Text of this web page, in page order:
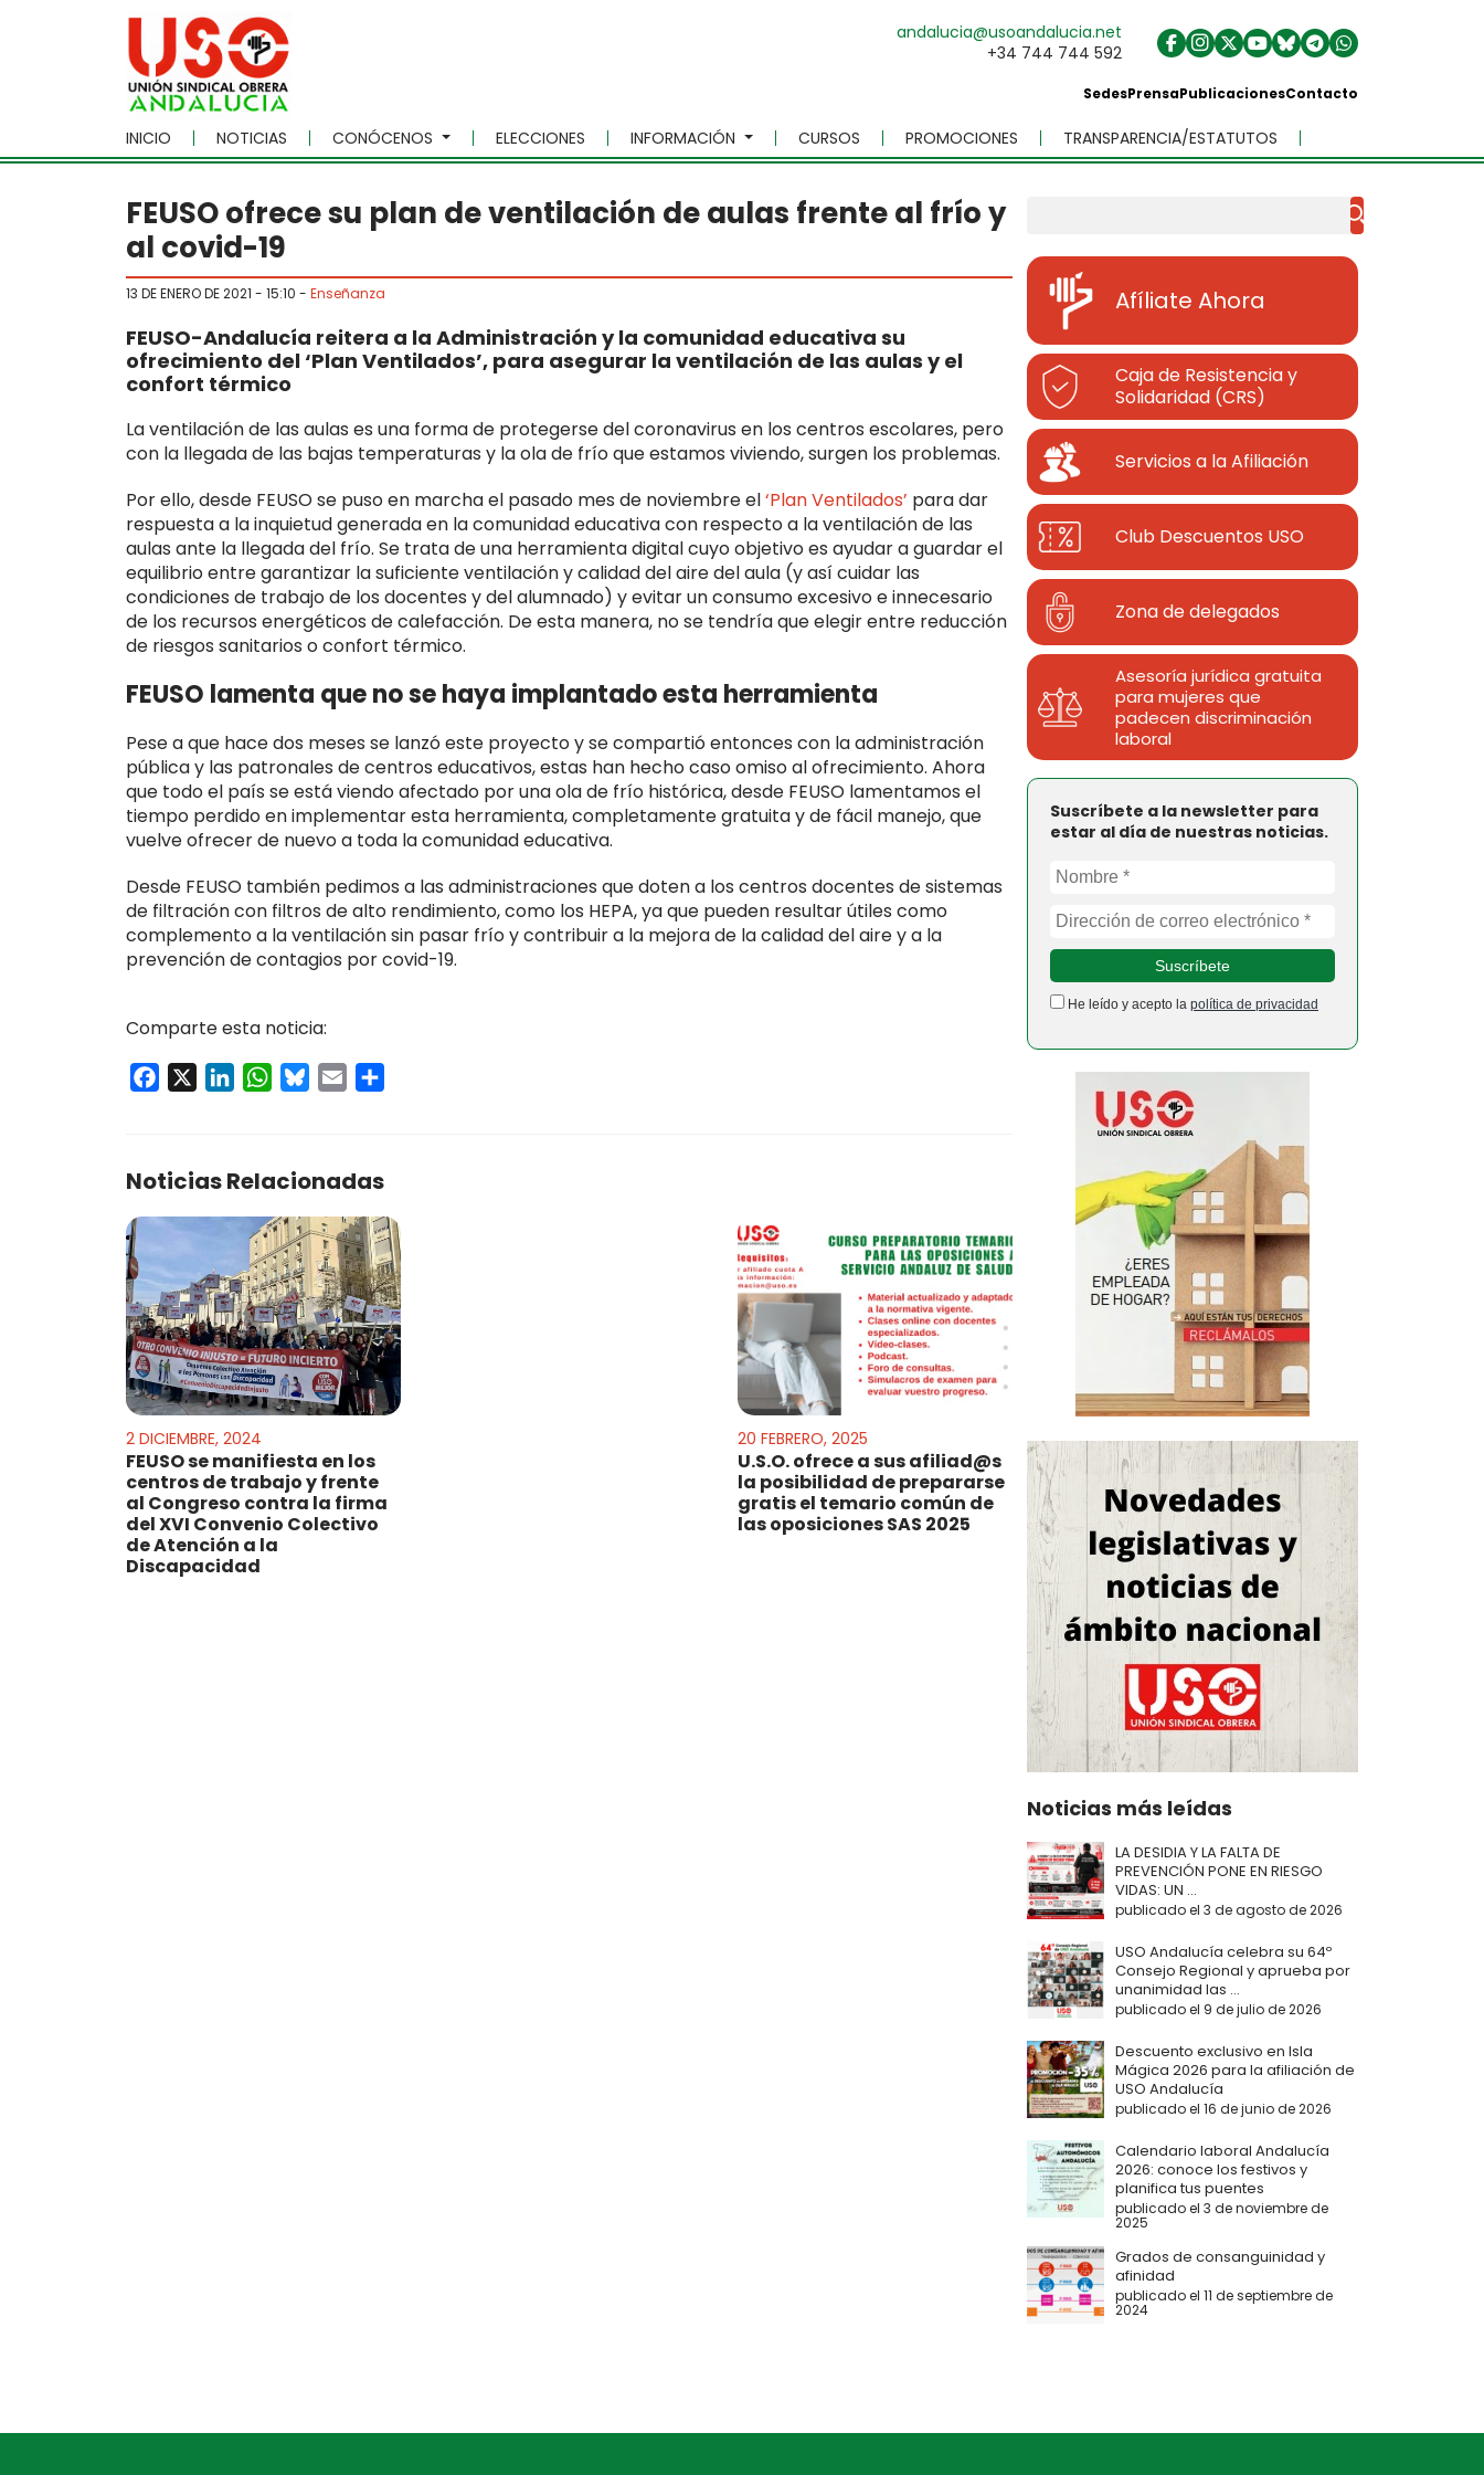
Skip to main content
andalucia@usoandalucia.net
+34 744 744 592
SedesPrensaPublicacionesContacto
INICIO NOTICIAS CONÓCENOS ELECCIONES INFORMACIÓN CURSOS PROMOCIONES TRANSPARENCIA/ESTATUTOS
FEUSO ofrece su plan de ventilación de aulas frente al frío y
al covid-19
13 DE ENERO DE 2021 - 15:10 - Enseñanza
FEUSO-Andalucía reitera a la Administración y la comunidad educativa su
ofrecimiento del ‘Plan Ventilados’, para asegurar la ventilación de las aulas y el
confort térmico
La ventilación de las aulas es una forma de protegerse del coronavirus en los centros escolares, pero
con la llegada de las bajas temperaturas y la ola de frío que estamos viviendo, surgen los problemas.
Por ello, desde FEUSO se puso en marcha el pasado mes de noviembre el‘Plan Ventilados’ para dar
respuesta a la inquietud generada en la comunidad educativa con respecto a la ventilación de las
aulas ante la llegada del frío. Se trata de una herramienta digital cuyo objetivo es ayudar a guardar el
equilibrio entre garantizar la suficiente ventilación y calidad del aire del aula (y así cuidar las
condiciones de trabajo de los docentes y del alumnado) y evitar un consumo excesivo e innecesario
de los recursos energéticos de calefacción. De esta manera, no se tendría que elegir entre reducción
de riesgos sanitarios o confort térmico.
FEUSO lamenta que no se haya implantado esta herramienta
Pese a que hace dos meses se lanzó este proyecto y se compartió entonces con la administración
pública y las patronales de centros educativos, estas han hecho caso omiso al ofrecimiento. Ahora
que todo el país se está viendo afectado por una ola de frío histórica, desde FEUSO lamentamos el
tiempo perdido en implementar esta herramienta, completamente gratuita y de fácil manejo, que
vuelve ofrecer de nuevo a toda la comunidad educativa.
Desde FEUSO también pedimos a las administraciones que doten a los centros docentes de sistemas
de filtración con filtros de alto rendimiento, como los HEPA, ya que pueden resultar útiles como
complemento a la ventilación sin pasar frío y contribuir a la mejora de la calidad del aire y a la
prevención de contagios por covid-19.
Comparte esta noticia:
Facebook LinkedInWhatsApp
Bluesky
Email
Noticias Relacionadas
2 DICIEMBRE, 2024
FEUSO se manifiesta en los
centros de trabajo y frente
al Congreso contra la firma
del XVI Convenio Colectivo
de Atención a la
Discapacidad
20 FEBRERO, 2025
U.S.O. ofrece a sus afiliad@s
la posibilidad de prepararse
gratis el temario común de
las oposiciones SAS 2025
Afíliate Ahora
Caja de Resistencia y
Solidaridad (CRS)
Servicios a la Afiliación
Club Descuentos USO
Zona de delegados
Asesoría jurídica gratuita
para mujeres que
padecen discriminación
laboral
Suscríbete a la newsletter para
estar al día de nuestras noticias.
He leído y acepto la política de privacidad
Noticias más leídas
LA DESIDIA Y LA FALTA DE
PREVENCIÓN PONE EN RIESGO
VIDAS: UN ...
publicado el 3 de agosto de 2026
USO Andalucía celebra su 64º
Consejo Regional y aprueba por
unanimidad las ...
publicado el 9 de julio de 2026
Descuento exclusivo en Isla
Mágica 2026 para la afiliación de
USO Andalucía
publicado el 16 de junio de 2026
Calendario laboral Andalucía
2026: conoce los festivos y
planifica tus puentes
publicado el 3 de noviembre de
2025
Grados de consanguinidad y
afinidad
publicado el 11 de septiembre de
2024